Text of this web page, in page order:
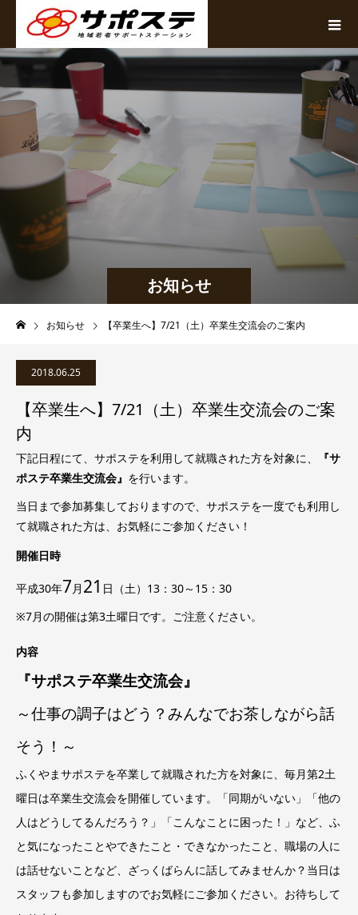
お知らせ
お知らせ 【卒業生へ】7/21（土）卒業生交流会のご案内
2018.06.25
【卒業生へ】7/21（土）卒業生交流会のご案
内
下記日程にて、サポステを利用して就職された方を対象に、
『サ
ポステ卒業生交流会』 を行います。
当日まで参加募集しておりますので、サポステを一度でも利用し
て就職された方は、お気軽にご参加ください！
開催日時
平成30年7月 21 日（土）13：30～15：30
※7月の開催は第3土曜日です。ご注意ください。
内容
『サポステ卒業生交流会』
～仕事の調子はどう？みんなでお茶しながら話
そう！～
ふくやまサポステを卒業して就職された方を対象に、毎月第2土
曜日は卒業生交流会を開催しています。「同期がいない」「他の
人はどうしてるんだろう？」「こんなことに困った！」など、ふ
と気になったことやできたこと・できなかったこと、職場の人に
は話せないことなど、ざっくばらんに話してみませんか？当日は
スタッフも参加しますのでお気軽にご参加ください。お待ちして